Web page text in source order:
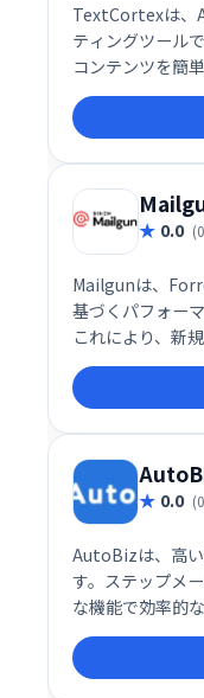
TextCortexは、
ティングツール
コンテンツを簡
す。この多機能
に高品質なコン
されており、書
テンツ制作に必
0.0
Mailgunは、
基づくパフォー
これにより、新
頼性を高めてい
0.0
AutoBizは、高
す。ステップメ
な機能で効率的
す。クレジット
をサポート。顧
ツールです。